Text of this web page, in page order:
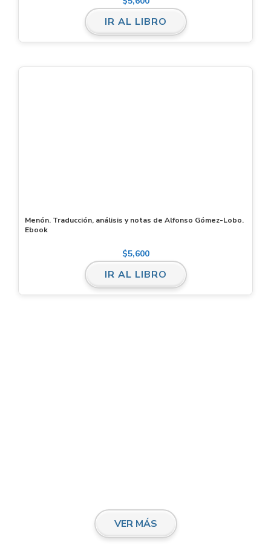
IR AL LIBRO
Menón. Traducción, análisis y notas de Alfonso Gómez-Lobo.
Ebook
$5,600
IR AL LIBRO
VER MÁS